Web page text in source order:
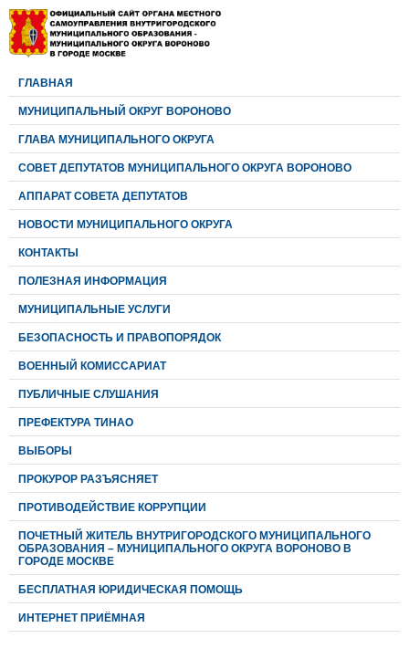
ГЛАВНАЯ
МУНИЦИПАЛЬНЫЙ ОКРУГ ВОРОНОВО
ГЛАВА МУНИЦИПАЛЬНОГО ОКРУГА
CОВЕТ ДЕПУТАТОВ МУНИЦИПАЛЬНОГО ОКРУГА ВОРОНОВО
АППАРАТ СОВЕТА ДЕПУТАТОВ
НОВОСТИ МУНИЦИПАЛЬНОГО ОКРУГА
КОНТАКТЫ
ПОЛЕЗНАЯ ИНФОРМАЦИЯ
МУНИЦИПАЛЬНЫЕ УСЛУГИ
БЕЗОПАСНОСТЬ И ПРАВОПОРЯДОК
ВОЕННЫЙ КОМИССАРИАТ
ПУБЛИЧНЫЕ СЛУШАНИЯ
ПРЕФЕКТУРА ТИНАО
ВЫБОРЫ
ПРОКУРОР РАЗЪЯСНЯЕТ
ПРОТИВОДЕЙСТВИЕ КОРРУПЦИИ
ПОЧЕТНЫЙ ЖИТЕЛЬ ВНУТРИГОРОДСКОГО МУНИЦИПАЛЬНОГО
ОБРАЗОВАНИЯ – МУНИЦИПАЛЬНОГО ОКРУГА ВОРОНОВО В
ГОРОДЕ МОСКВЕ
БЕСПЛАТНАЯ ЮРИДИЧЕСКАЯ ПОМОЩЬ
ИНТЕРНЕТ ПРИЁМНАЯ